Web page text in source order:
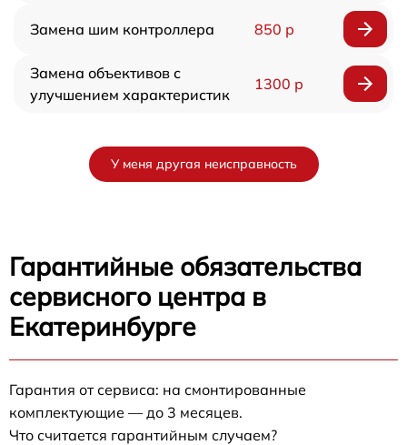
Замена шим контроллера 850 р
Замена объективов с
улучшением характеристик
1300 р
У меня другая неисправность
Гарантийные обязательства
сервисного центра в
Екатеринбурге
Гарантия от сервиса: на смонтированные
комплектующие — до 3 месяцев.
Что считается гарантийным случаем?